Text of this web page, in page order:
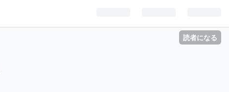
読者になる